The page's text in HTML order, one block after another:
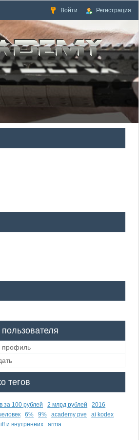
Войти Регистрация
профиль
тегов
за 100 рублей 2 млрд рублей
2016
6% 9% academy pve
ai kodex
и внутренних
arma